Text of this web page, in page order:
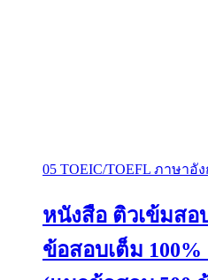
05 TOEIC/TOEFL ภาษาอั
หนังสือ ติวเข้มสอ
ข้อสอบเต็ม